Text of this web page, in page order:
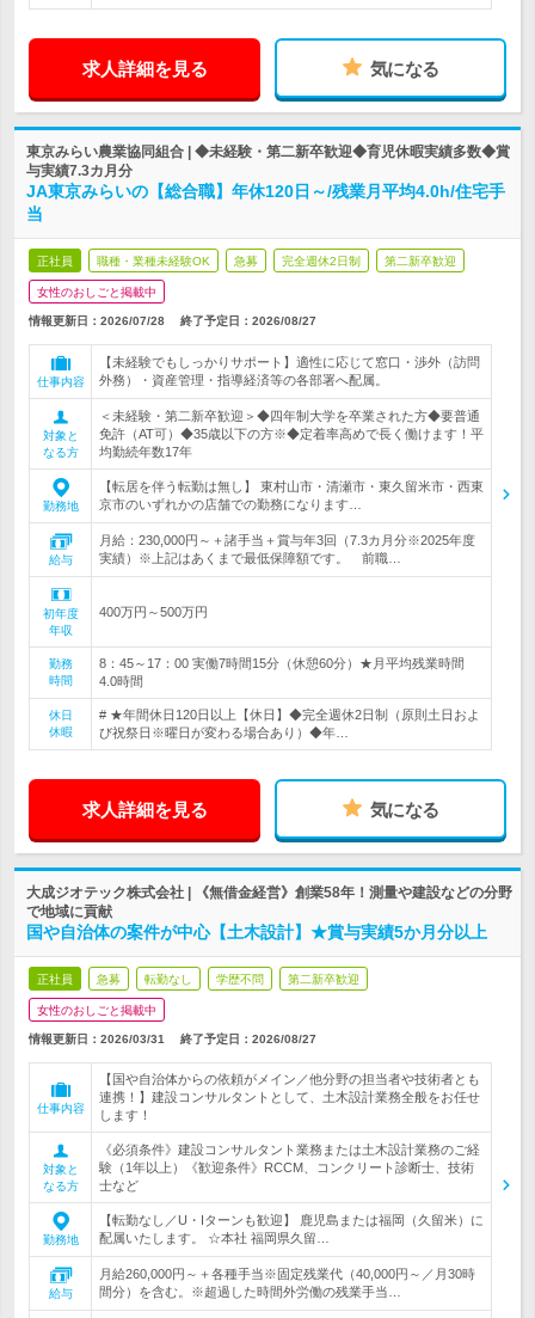
求人詳細を見る 気になる
東京みらい農業協同組合 | ◆未経験・第二新卒歓迎◆育児休暇実績多数◆賞
与実績7.3カ月分
JA東京みらいの【総合職】年休120日～/残業月平均4.0h/住宅手
当
正社員 職種・業種未経験OK 急募 完全週休2日制 第二新卒歓迎
女性のおしごと掲載中
情報更新日：2026/07/28 終了予定日： 2026/08/27
仕事内容
【未経験でもしっかりサポート】適性に応じて窓口・渉外（訪問
外務）・資産管理・指導経済等の各部署へ配属。
対象と
なる方
＜未経験・第二新卒歓迎＞◆四年制大学を卒業された方◆要普通
免許（AT可）◆35歳以下の方※◆定着率高めで長く働けます！平
均勤続年数17年
勤務地
【転居を伴う転勤は無し】 東村山市・清瀬市・東久留米市・西東
京市のいずれかの店舗での勤務になります…
給与
月給：230,000円～＋諸手当＋賞与年3回（7.3カ月分※2025年度
実績）※上記はあくまで最低保障額です。 前職…
初年度
年収
400万円～500万円
勤務
時間
8：45～17：00 実働7時間15分（休憩60分）★月平均残業時間
4.0時間
休日
休暇
# ★年間休日120日以上【休日】◆完全週休2日制（原則土日およ
び祝祭日※曜日が変わる場合あり）◆年…
求人詳細を見る 気になる
大成ジオテック株式会社 | 《無借金経営》創業58年！測量や建設などの分野
で地域に貢献
国や自治体の案件が中心【土木設計】★賞与実績5か月分以上
正社員 急募 転勤なし 学歴不問 第二新卒歓迎
女性のおしごと掲載中
情報更新日：2026/03/31 終了予定日： 2026/08/27
仕事内容
【国や自治体からの依頼がメイン／他分野の担当者や技術者とも
連携！】建設コンサルタントとして、土木設計業務全般をお任せ
します！
対象と
なる方
《必須条件》建設コンサルタント業務または土木設計業務のご経
験（1年以上）《歓迎条件》RCCM、コンクリート診断士、技術
士など
勤務地
【転勤なし／U・Iターンも歓迎】 鹿児島または福岡（久留米）に
配属いたします。 ☆本社 福岡県久留…
給与
月給260,000円～＋各種手当※固定残業代（40,000円～／月30時
間分）を含む。※超過した時間外労働の残業手当…